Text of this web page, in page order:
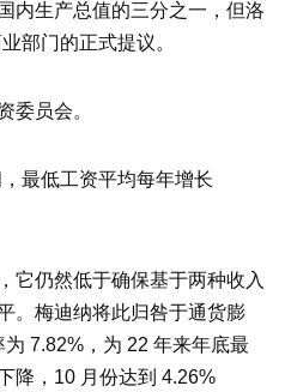
内生产总值的三分之一，但洛
部门的正式提议。
委员会。
最低工资平均每年增长
它仍然低于确保基于两种收入
。梅迪纳将此归咎于通货膨
7.82%，为 22 年来年底最
降，10 月份达到 4.26%